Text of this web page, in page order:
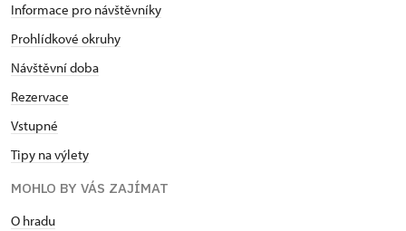
Informace pro návštěvníky
Prohlídkové okruhy
Návštěvní doba
Rezervace
Vstupné
Tipy na výlety
MOHLO BY VÁS ZAJÍMAT
O hradu